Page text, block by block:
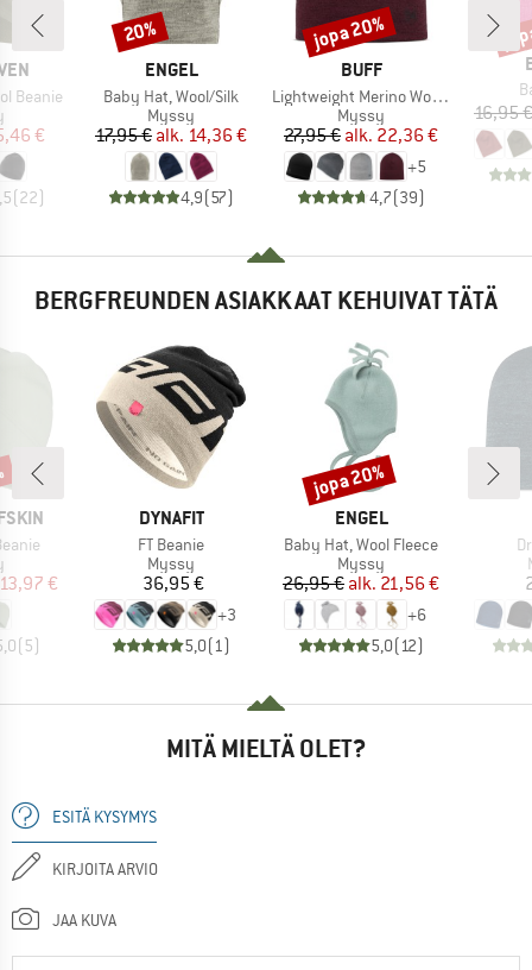
Beanie
hinta
€
(22)
MERKKI
ENGEL
Tuote
Baby Hat, Wool/Silk
Tuoteryhmä
Myssy
Hinta
17,95 € Alennettu hinta
alk. 14,36 €
4,9(57)
Alennus
20%
MERKKI
BUFF
Tuote
Lightweight Merino Wool Hat
Tuoteryhmä
Myssy
Hinta
27,95 € Alennettu hinta
alk. 22,36 €
+5
4,7(39)
Alennus
jopa 20%
16,95 €
BERGFREUNDEN ASIAKKAAT KEHUIVAT TÄTÄ
hinta
13,97 €
(5)
MERKKI
DYNAFIT
Tuote
FT Beanie
Tuoteryhmä
Myssy
Hinta
36,95 €
+3
5,0(1)
MERKKI
ENGEL
Tuote
Baby Hat, Wool Fleece
Tuoteryhmä
Myssy
Hinta
26,95 € Alennettu hinta
alk. 21,56 €
+6
5,0(12)
Alennus
jopa 20%
MITÄ MIELTÄ OLET?
ESITÄ KYSYMYS
KIRJOITA ARVIO
JAA KUVA